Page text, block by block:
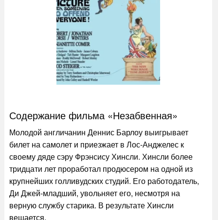
Содержание фильма «Незабвенная»
Молодой англичанин Деннис Барлоу выигрывает
билет на самолет и приезжает в Лос-Анджелес к
своему дяде сэру Фрэнсису Хинсли. Хинсли более
тридцати лет проработал продюсером на одной из
крупнейших голливудских студий. Его работодатель,
Ди Джей-младший, увольняет его, несмотря на
верную службу старика. В результате Хинсли
вешается.